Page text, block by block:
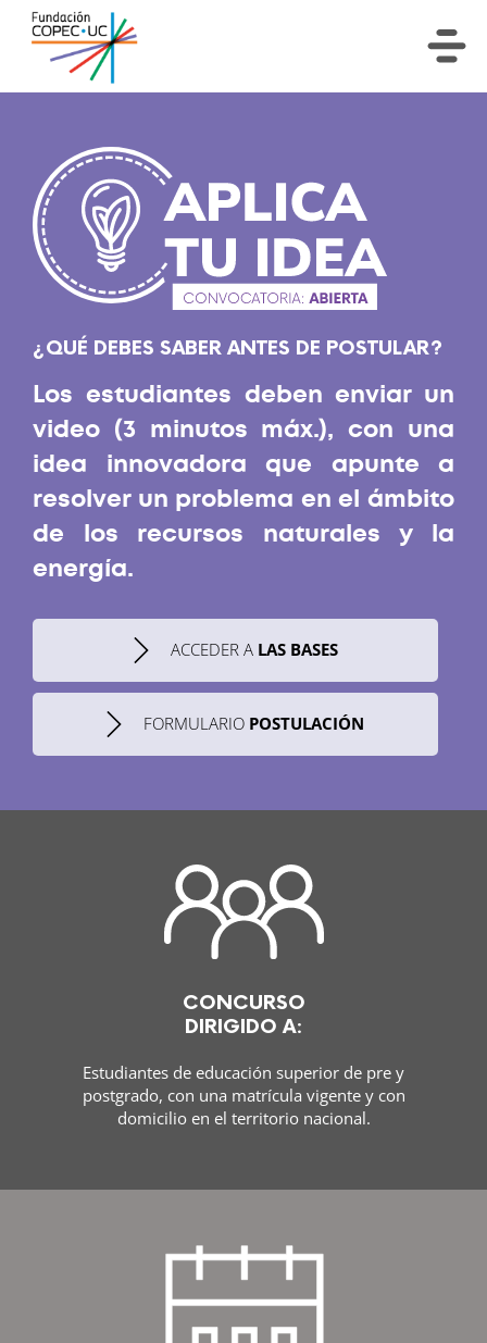
¿QUÉ DEBES SABER ANTES DE POSTULAR?
Los estudiantes deben enviar un
video (3 minutos máx.), con una
idea innovadora que apunte a
resolver un problema en el ámbito
de los recursos naturales y la
energía.
ACCEDER A LAS BASES
FORMULARIO POSTULACIÓN
CONCURSO
DIRIGIDO A:
Estudiantes de educación superior de pre y
postgrado, con una matrícula vigente y con
domicilio en el territorio nacional.